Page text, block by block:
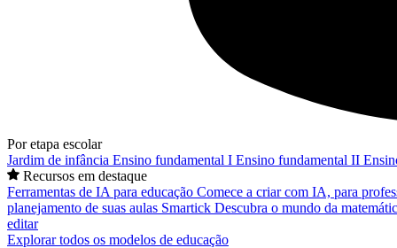
Por etapa escolar
Jardim de infância Ensino fundamental I Ensino fundamental II
Recursos em destaque
Ferramentas de IA para educação Comece a criar com IA, para
planejamento de suas aulas Smartick Descubra o mundo da
editar
Explorar todos os modelos de educação